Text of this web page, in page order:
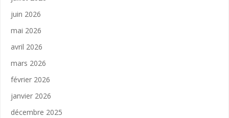
juin 2026
mai 2026
avril 2026
mars 2026
février 2026
janvier 2026
décembre 2025